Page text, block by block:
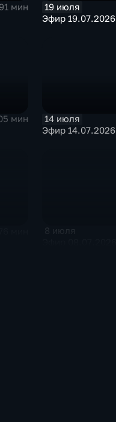
91 мин
19 июля
Эфир 19.07.2026
мин
14 июля
Эфир 14.07.2026
8 июля